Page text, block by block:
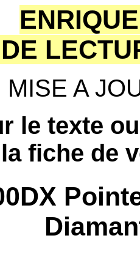
MISE A
le texte
la fiche de